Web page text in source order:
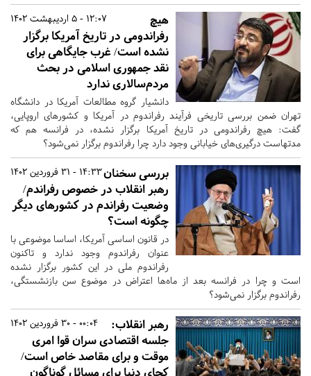
12:07 - 5 اردیبهشت 1402
هیچ
رفراندومی در تاریخ آمریکا برگزار
نشده است/ غرب‌ جایگاهی برای
نقد جمهوری اسلامی در بحث
مردم‌سالاری ندارد
دانشیار گروه مطالعات آمریکا در دانشگاه
تهران ضمن بررسی تاریخی فرآیند رفراندوم در آمریکا و کشورهای اروپایی،
گفت: هیچ رفراندومی در تاریخ آمریکا برگزار نشده، در فرانسه هم که
مدتهاست درگیری‌های خیابانی وجود دارد چرا رفراندوم برگزار نمی‌شود؟
14:33 - 31 فروردین 1402بررسی سخنان
رهبر انقلاب در خصوص رفراندم/
وضعیت رفراندم در کشورهای دیگر
چگونه است؟
در قانون اساسی آمریکا، اساسا موضوعی با
عنوان رفراندوم وجود ندارد و تاکنون
رفراندوم ملی در این کشور برگزار نشده
است و چرا در فرانسه بعد از ماه‌ها اعتراض در موضوع سن بازنشستگی،
رفراندوم برگزار نمی‌شود؟
00:04 - 30 فروردین 1402
رهبر انقلاب:
جلسه اقتصادی سران قوا امری
موقت و برای مقاصد خاص است/
کجای دنیا برای مسائل گوناگون